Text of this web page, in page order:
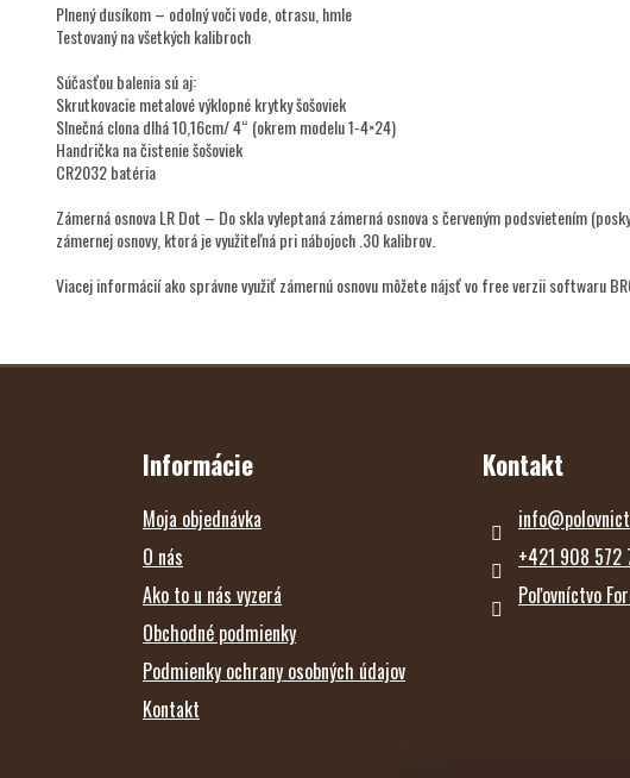
Plnený dusíkom – odolný voči vode, otrasu, hmle
Testovaný na všetkých kalibroch
Súčasťou balenia sú aj:
Skrutkovacie metalové výklopné krytky šošoviek
Slnečná clona dlhá 10,16cm/ 4“ (okrem modelu 1-4×24)
Handrička na čistenie šošoviek
CR2032 batéria
Zámerná osnova LR Dot – Do skla vyleptaná zámerná osnova s červeným podsvietením
zámernej osnovy, ktorá je využiteľná pri nábojoch .30 kalibrov.
Viacej informácií ako správne využiť zámernú osnovu môžete nájsť vo free verzii softwaru
Z
Informácie
Moja objednávka
O nás
Ako to u nás vyzerá
Obchodné podmienky
Podmienky ochrany osobných údajov
Kontakt
Kontakt
info@
+421 908 572
Poľovníctvo